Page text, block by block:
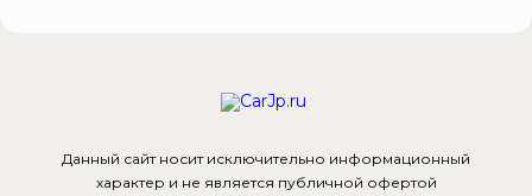
Данный сайт носит исключительно информационный
характер и не является публичной офертой